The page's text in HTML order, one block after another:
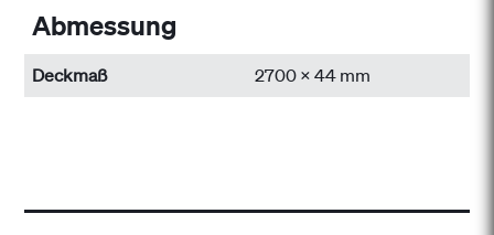
Abmessung
Deckmaß 2700 x 44 mm